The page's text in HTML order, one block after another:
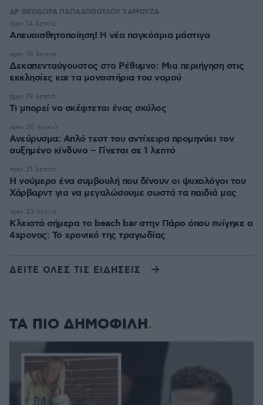
ΔΡ ΘΕΟΔΩΡΑ ΠΑΠΑΔΟΠΟΥΛΟΥ ΧΑΜΟΥΖΑ
Απευαισθητοποίηση! Η νέα παγκόσμια μάστιγα
πριν 14 λεπτά
Δεκαπενταύγουστος στo Ρέθυμνο: Μια περιήγηση στις
εκκλησίες και τα μοναστήρια του νομού
πριν 18 λεπτά
Τι μπορεί να σκέφτεται ένας σκύλος
πριν 19 λεπτά
Ανεύρυσμα: Απλό τεστ του αντίχειρα προμηνύει τον
αυξημένο κίνδυνο – Γίνεται σε 1 λεπτό
πριν 20 λεπτά
Η νούμερο ένα συμβουλή που δίνουν οι ψυχολόγοι του
Χάρβαρντ για να μεγαλώσουμε σωστά τα παιδιά μας
πριν 21 λεπτά
Κλειστό σήμερα το beach bar στην Πάρο όπου πνίγηκε ο
4χρονος: Το χρονικό της τραγωδίας
πριν 23 λεπτά
ΔΕΙΤΕ ΟΛΕΣ ΤΙΣ ΕΙΔΗΣΕΙΣ
ΤΑ ΠΙΟ ΔΗΜΟΦΙΛΗ